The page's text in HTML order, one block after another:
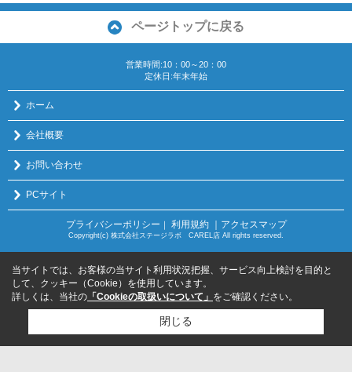
ページトップに戻る
営業時間:10：00～20：00
定休日:年末年始
ホーム
会社概要
お問い合わせ
PCサイト
プライバシーポリシー ｜ 利用規約 ｜アクセスマップ
Copyright(c) 株式会社ステージラボ CAREL店 All rights reserved.
当サイトでは、お客様の当サイト利用状況把握、サービス向上検討を目的と
して、クッキー（Cookie）を使用しています。
詳しくは、当社の 「Cookieの取扱いについて」 をご確認ください。
閉じる